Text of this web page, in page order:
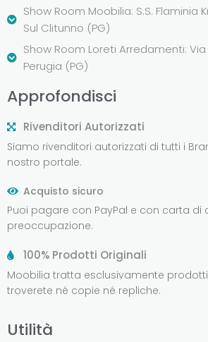
Show Room Moobilia: S.S. Flaminia
Sul Clitunno (PG)
Show Room Loreti Arredamenti:
Perugia (PG)
Approfondisci
Rivenditori Autorizzati
Siamo rivenditori autorizzati di tutti i
nostro portale.
Acquisto sicuro
Puoi pagare con PayPal e con carta di
preoccupazione.
100% Prodotti Originali
Moobilia tratta esclusivamente prodotti
troverete né copie né repliche.
Utilità